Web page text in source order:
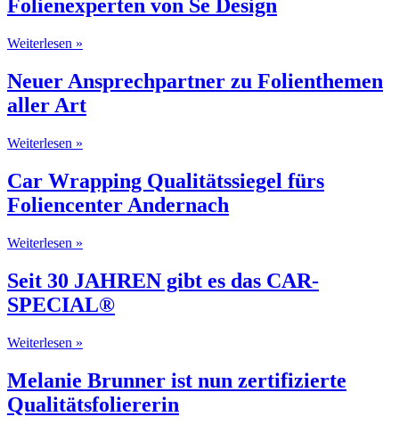
Folienexperten von Se Design
Weiterlesen »
Neuer Ansprechpartner zu Folienthemen
aller Art
Weiterlesen »
Car Wrapping Qualitätssiegel fürs
Foliencenter Andernach
Weiterlesen »
Seit 30 JAHREN gibt es das CAR-
SPECIAL®
Weiterlesen »
Melanie Brunner ist nun zertifizierte
Qualitätsfoliererin